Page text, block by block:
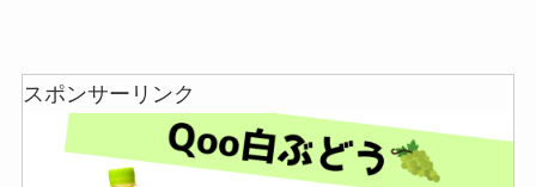
マックカードはどこで買える？Amazonや金券ショ
スポンサーリンク